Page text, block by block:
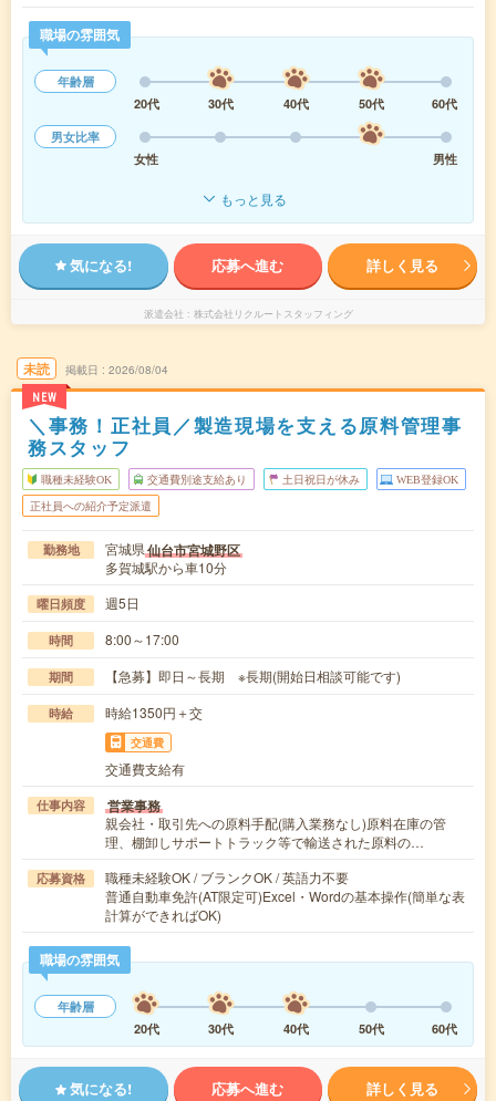
職場の雰囲気
年齢層
20代
30代 40代 50代
60代
男女比率
女性
男性
もっと見る
気になる! 応募へ進む 詳しく見る
派遣会社 株式会社リクルートスタッフィング
未読
NEW
掲載日 2026/08/04
＼事務！正社員／製造現場を支える原料管理事
務スタッフ
職種未経験OK 交通費別途支給あり 土日祝日が休み WEB登録OK
正社員への紹介予定派遣
勤務地 宮城県仙台市宮城野区
多賀城駅から車10分
曜日頻度 週5日
時間 8:00～17:00
期間 【急募】即日～長期 ※長期(開始日相談可能です)
時給 時給1350円＋交
交通費
交通費支給有
仕事内容 営業事務
親会社・取引先への原料手配(購入業務なし)原料在庫の管
理、棚卸しサポートトラック等で輸送された原料の…
応募資格
職種未経験OK / ブランクOK / 英語力不要
普通自動車免許(AT限定可)Excel・Wordの基本操作(簡単な表
計算ができればOK)
職場の雰囲気
年齢層
20代
30代 40代 50代 60代
気になる! 応募へ進む 詳しく見る